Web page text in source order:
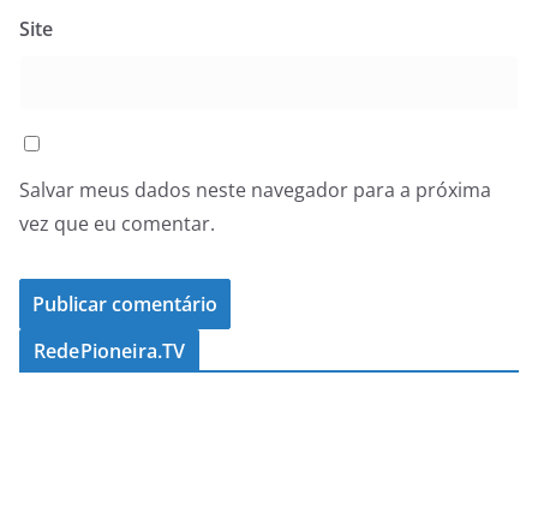
Site
Salvar meus dados neste navegador para a próxima
vez que eu comentar.
RedePioneira.TV